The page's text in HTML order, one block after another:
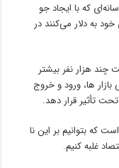
که با ایجاد جو
به دلار می‌کنند در
هزار نفر بیشتر
بازار ها، ورود و خروج
تأثیر قرار دهد.
که بتوانیم بر این نا
غلبه کنیم.